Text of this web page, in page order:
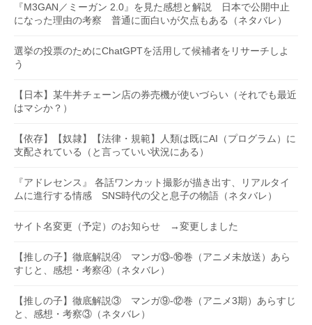
『M3GAN／ミーガン 2.0』を見た感想と解説 日本で公開中止
になった理由の考察 普通に面白いが欠点もある（ネタバレ）
選挙の投票のためにChatGPTを活用して候補者をリサーチしよ
う
【日本】某牛丼チェーン店の券売機が使いづらい（それでも最近
はマシか？）
【依存】【奴隷】【法律・規範】人類は既にAI（プログラム）に
支配されている（と言っていい状況にある）
『アドレセンス』 各話ワンカット撮影が描き出す、リアルタイ
ムに進行する情感 SNS時代の父と息子の物語（ネタバレ）
サイト名変更（予定）のお知らせ →変更しました
【推しの子】徹底解説④ マンガ⑬-⑯巻（アニメ未放送）あら
すじと、感想・考察④（ネタバレ）
【推しの子】徹底解説③ マンガ⑨-⑫巻（アニメ3期）あらすじ
と、感想・考察③（ネタバレ）